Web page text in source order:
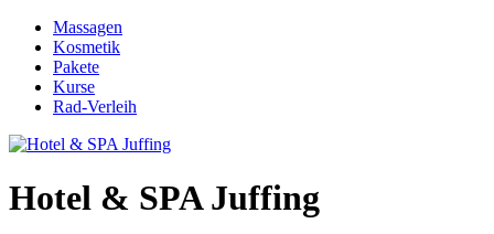
Massagen
Kosmetik
Pakete
Kurse
Rad-Verleih
Hotel & SPA Juffing